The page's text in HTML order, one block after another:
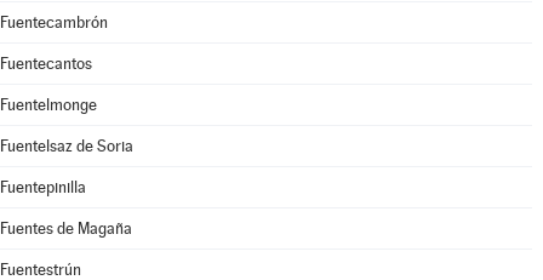
Fuentecambrón
Fuentecantos
Fuentelmonge
Fuentelsaz de Soria
Fuentepinilla
Fuentes de Magaña
Fuentestrún